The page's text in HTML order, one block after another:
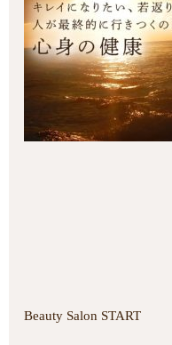
Beauty Salon START